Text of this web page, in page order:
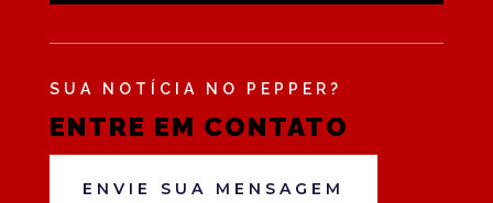
SUA NOTÍCIA NO PEPPER?
ENTRE EM CONTATO
ENVIE SUA MENSAGEM